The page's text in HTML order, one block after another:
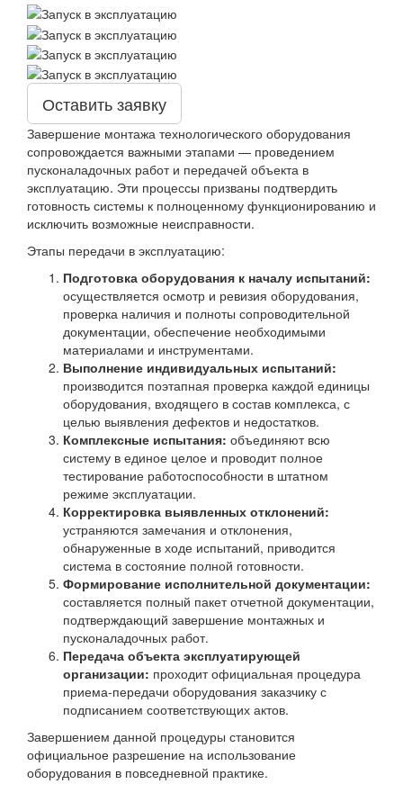
Оставить заявку
Завершение монтажа технологического оборудования
сопровождается важными этапами — проведением
пусконаладочных работ и передачей объекта в
эксплуатацию. Эти процессы призваны подтвердить
готовность системы к полноценному функционированию и
исключить возможные неисправности.
Этапы передачи в эксплуатацию:
Подготовка оборудования к началу испытаний:
осуществляется осмотр и ревизия оборудования,
проверка наличия и полноты сопроводительной
документации, обеспечение необходимыми
материалами и инструментами.
Выполнение индивидуальных испытаний:
производится поэтапная проверка каждой единицы
оборудования, входящего в состав комплекса, с
целью выявления дефектов и недостатков.
Комплексные испытания: объединяют всю
систему в единое целое и проводит полное
тестирование работоспособности в штатном
режиме эксплуатации.
Корректировка выявленных отклонений:
устраняются замечания и отклонения,
обнаруженные в ходе испытаний, приводится
система в состояние полной готовности.
Формирование исполнительной документации:
составляется полный пакет отчетной документации,
подтверждающий завершение монтажных и
пусконаладочных работ.
Передача объекта эксплуатирующей
организации: проходит официальная процедура
приема-передачи оборудования заказчику с
подписанием соответствующих актов.
Завершением данной процедуры становится
официальное разрешение на использование
оборудования в повседневной практике.